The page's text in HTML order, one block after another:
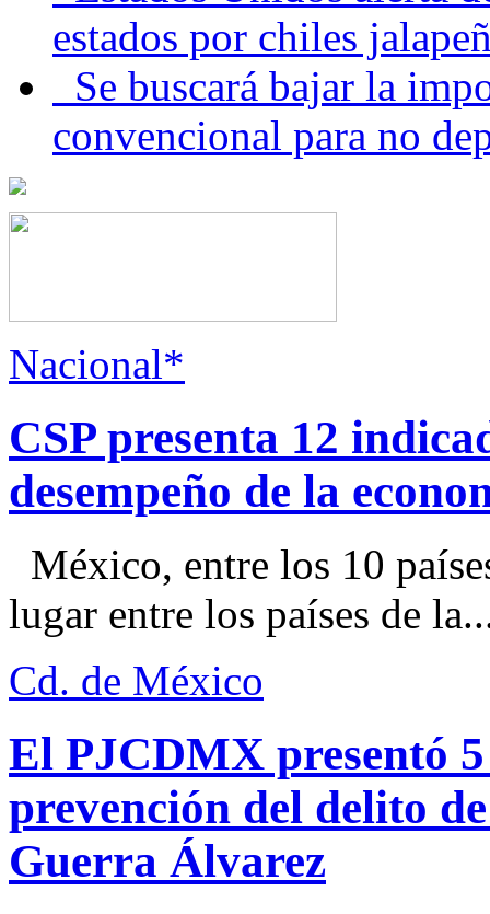
estados por chiles
Se buscará bajar la
convencional para no
Nacional*
CSP presenta 12
desempeño de la
México, entre los 10
lugar entre los países de
Cd. de México
El PJCDMX presentó
prevención del delito
Guerra Álvarez